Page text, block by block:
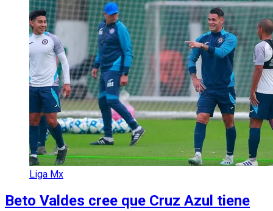
Liga Mx
Beto Valdes cree que Cruz Azul tiene